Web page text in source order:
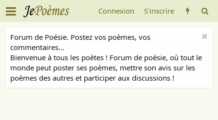
Connexion S'inscrire
Forum de Poésie. Postez vos poèmes, vos
commentaires...
Bienvenue à tous les poètes ! Forum de poésie, où tout le
monde peut poster ses poèmes, mettre son avis sur les
poèmes des autres et participer aux discussions !